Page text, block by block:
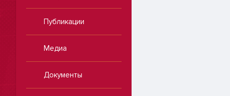
Публикации
Медиа
Документы